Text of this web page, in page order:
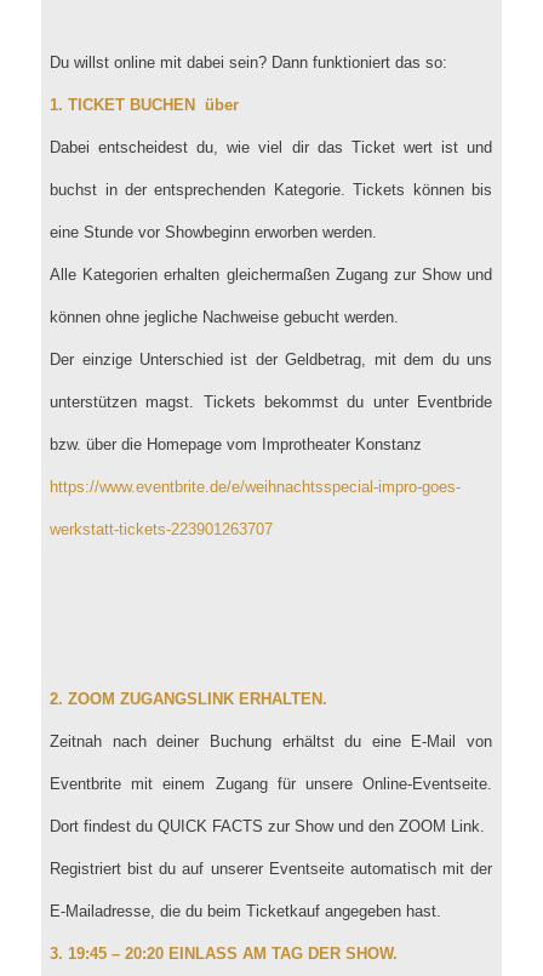
Du willst online mit dabei sein? Dann funktioniert das so:
1. TICKET BUCHEN über
Dabei entscheidest du, wie viel dir das Ticket wert ist und
buchst in der entsprechenden Kategorie. Tickets können bis
eine Stunde vor Showbeginn erworben werden.
Alle Kategorien erhalten gleichermaßen Zugang zur Show und
können ohne jegliche Nachweise gebucht werden.
Der einzige Unterschied ist der Geldbetrag, mit dem du uns
unterstützen magst. Tickets bekommst du unter Eventbride
bzw. über die Homepage vom Improtheater Konstanz
https://www.eventbrite.de/e/weihnachtsspecial-impro-goes-
werkstatt-tickets-223901263707
2. ZOOM ZUGANGSLINK ERHALTEN.
Zeitnah nach deiner Buchung erhältst du eine E-Mail von
Eventbrite mit einem Zugang für unsere Online-Eventseite.
Dort findest du QUICK FACTS zur Show und den ZOOM Link.
Registriert bist du auf unserer Eventseite automatisch mit der
E-Mailadresse, die du beim Ticketkauf angegeben hast.
3. 19:45 – 20:20 EINLASS AM TAG DER SHOW.